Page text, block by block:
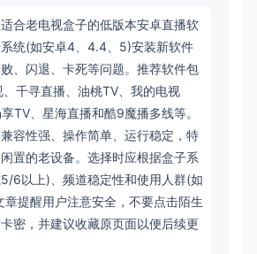
合老电视盒子的低版本安卓直播软
统(如安卓4、4.4、5)安装新软件
、闪退、卡死等问题。推荐软件包
千寻直播、油桃TV、我的电视
TV、星海直播和酷9魔播多线等。
容性强、操作简单、运行稳定，特
置的老设备。选择时应根据盒子系
6以上)、频道稳定性和使用人群(如
章提醒用户注意安全，不要点击陌生
密，并建议收藏原页面以便后续更